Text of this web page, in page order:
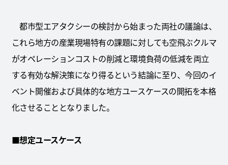
都市型エアタクシーの検討から始まった両社の議論は、
これら地方の産業現場特有の課題に対しても空飛ぶクルマ
がオペレーションコストの削減と環境負荷の低減を両立
する有効な解決策になり得るという結論に至り、今回のイ
ベント開催および具体的な地方ユースケースの開拓を本格
化させることとなりました。
■想定ユースケース